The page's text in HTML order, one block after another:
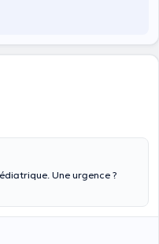
Une urgence ?